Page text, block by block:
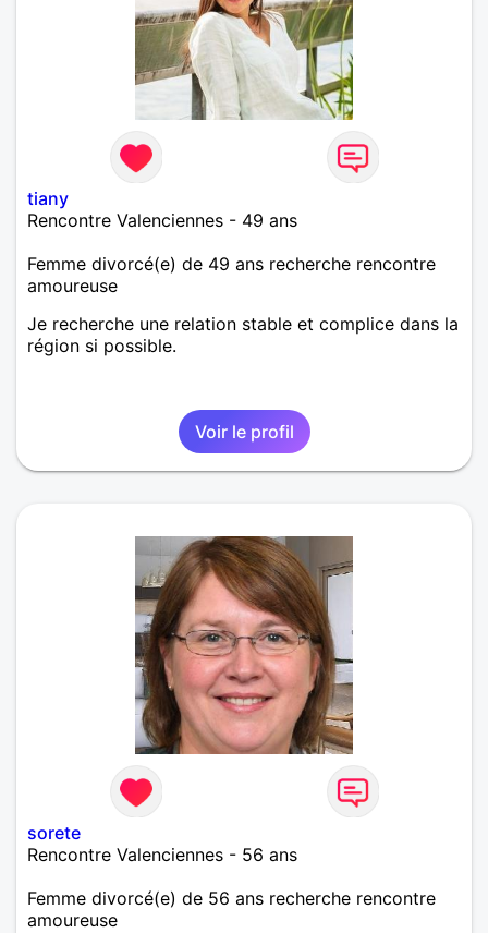
tiany
Rencontre Valenciennes - 49 ans
Femme divorcé(e) de 49 ans recherche rencontre
amoureuse
Je recherche une relation stable et complice dans la
région si possible.
Voir le profil
sorete
Rencontre Valenciennes - 56 ans
Femme divorcé(e) de 56 ans recherche rencontre
amoureuse